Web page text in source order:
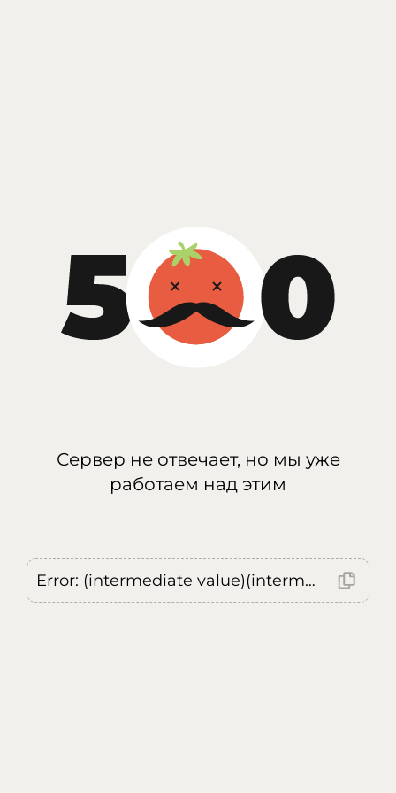
Сервер не отвечает, но мы уже
работаем над этим
Error: (intermediate value)(intermediate value)(intermediate value).replaceAll is not a function